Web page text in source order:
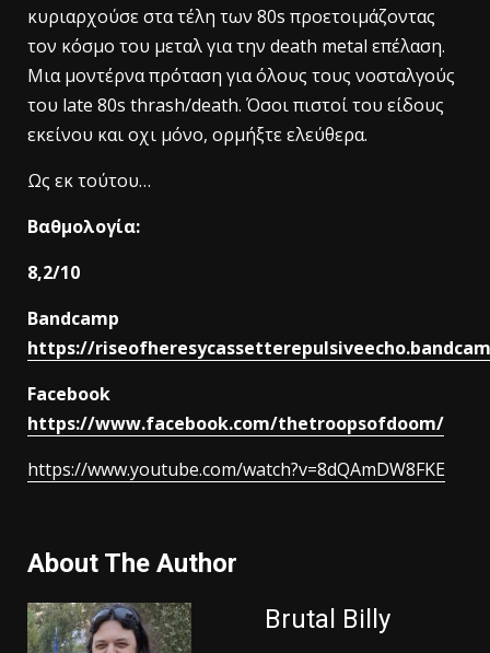
κυριαρχούσε στα τέλη των 80s προετοιμάζοντας
τον κόσμο του μεταλ για την death metal επέλαση.
Mια μοντέρνα πρόταση για όλους τους νοσταλγούς
του late 80s thrash/death. Όσοι πιστοί του είδους
εκείνου και οχι μόνο, ορμήξτε ελεύθερα.
Ως εκ τούτου…
Βαθμολογία:
8,2/10
Bandcamp
https://
Facebook
https://www.facebook.com/thetroopsofdoom/
https://www.youtube.com/watch?v=8dQAmDW8FKE
About The Author
Brutal Billy